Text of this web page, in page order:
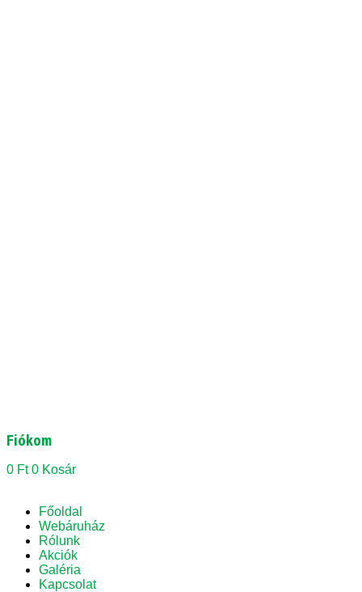
Fiókom
0 Ft 0 Kosár
Főoldal
Webáruház
Rólunk
Akciók
Galéria
Kapcsolat